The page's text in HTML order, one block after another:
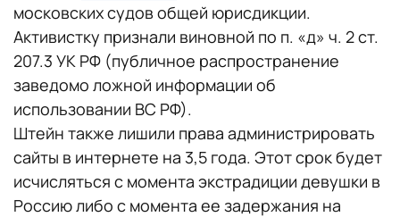
московских судов общей юрисдикции.
Активистку признали виновной по п. «д» ч. 2 ст.
207.3 УК РФ (публичное распространение
заведомо ложной информации об
использовании ВС РФ).
Штейн также лишили права администрировать
сайты в интернете на 3,5 года. Этот срок будет
исчисляться с момента экстрадиции девушки в
Россию либо с момента ее задержания на